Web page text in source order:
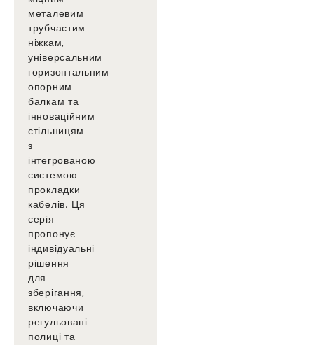
металевим
трубчастим
ніжкам,
універсальним
горизонтальним
опорним
балкам та
інноваційним
стільницям
з
інтегрованою
системою
прокладки
кабелів. Ця
серія
пропонує
індивідуальні
рішення
для
зберігання,
включаючи
регульовані
полиці та